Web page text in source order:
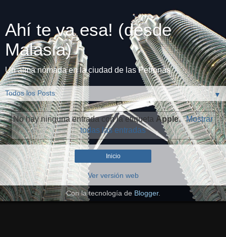
Ahí te va esa! (desde
Malasia)
Un alma nómada en la ciudad de las Petronas
▼
No hay ninguna entrada con la etiqueta Apple. Mostrar
todas las entradas
Inicio
Ver versión web
Con la tecnología de Blogger.